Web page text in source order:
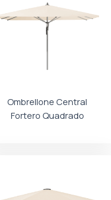
Ombrellone Central
Fortero Quadrado